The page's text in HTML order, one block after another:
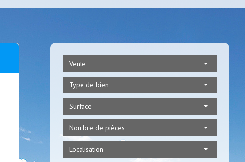
Vente
Type de bien
Surface
Nombre de pièces
Localisation